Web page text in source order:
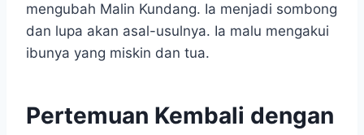
mengubah Malin Kundang. Ia menjadi sombong
dan lupa akan asal-usulnya. Ia malu mengakui
ibunya yang miskin dan tua.
Pertemuan Kembali dengan